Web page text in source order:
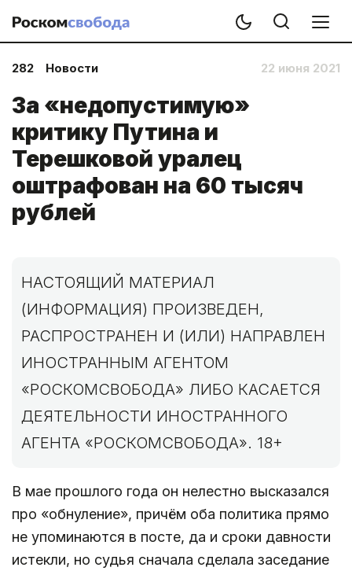
282 Новости 22 июня 2021
За «недопустимую»
критику Путина и
Терешковой уралец
оштрафован на 60 тысяч
рублей
НАСТОЯЩИЙ МАТЕРИАЛ
(ИНФОРМАЦИЯ) ПРОИЗВЕДЕН,
РАСПРОСТРАНЕН И (ИЛИ) НАПРАВЛЕН
ИНОСТРАННЫМ АГЕНТОМ
«РОСКОМСВОБОДА» ЛИБО КАСАЕТСЯ
ДЕЯТЕЛЬНОСТИ ИНОСТРАННОГО
АГЕНТА «РОСКОМСВОБОДА». 18+
В мае прошлого года он нелестно высказался
про «обнуление», причём оба политика прямо
не упоминаются в посте, да и сроки давности
истекли, но судья сначала сделала заседание